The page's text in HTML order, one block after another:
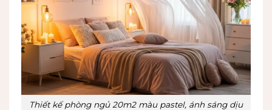
Thiết kế phòng ngủ 20m2 màu pastel, ánh sáng dịu